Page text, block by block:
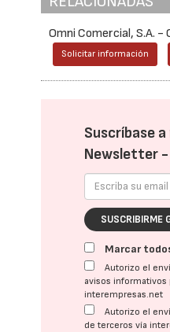
Omni Comercial, S.A. -
Solicitar información
Suscríbase
Newsletter -
SUSCRIBIRME
Marcar
Autorizo el
avisos informativos
interempresas.net
Autorizo el
de terceros vía